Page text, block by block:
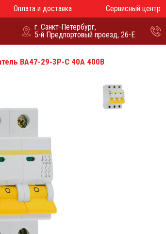
Оплата и доставка Сервисный центр
г. Санкт-Петербург,
5-й Предпортовый проезд, 26-Е
ВА47-29-3P-C 40А 400В